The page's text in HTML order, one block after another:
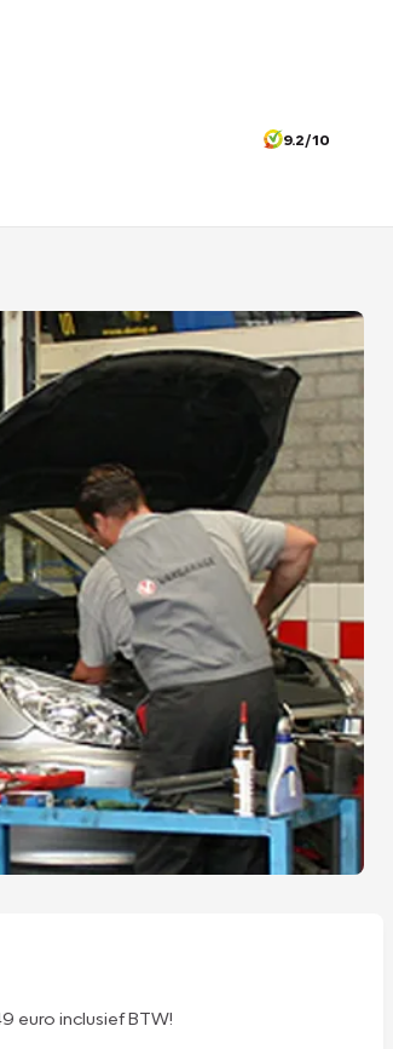
9.2/10
euro inclusief BTW!